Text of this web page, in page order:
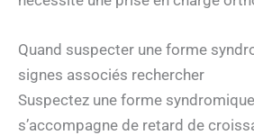
Quand suspecter une forme
signes associés rechercher
Suspectez une forme
s’accompagne de retard de